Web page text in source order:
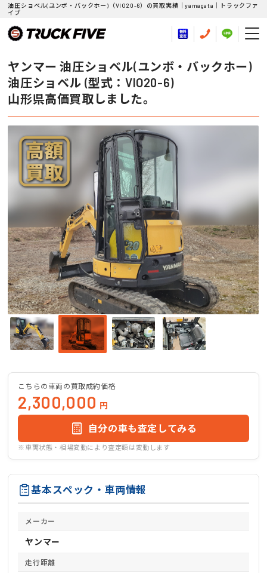
油圧ショベル(ユンボ・バックホー)（VIO20-6）の買取実績｜yamagata｜トラックファ
イブ
ヤンマー 油圧ショベル(ユンボ・バックホー)
油圧ショベル (型式：VIO20-6)
山形県高価買取しました。
こちらの車両の買取成約価格
2,300,000 円
自分の車も査定してみる
※車両状態・相場変動により査定額は変動します
基本スペック・車両情報
メーカー
ヤンマー
走行距離